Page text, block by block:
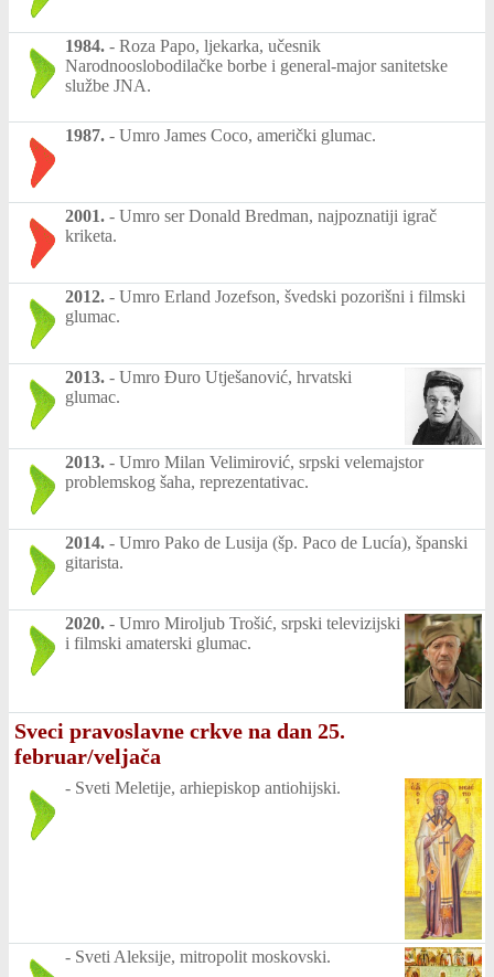
1984. - Roza Papo, ljekarka, učesnik
Narodnooslobodilačke borbe i general-major sanitetske
službe JNA.
1987. - Umro James Coco, američki glumac.
2001. - Umro ser Donald Bredman, najpoznatiji igrač
kriketa.
2012. - Umro Erland Jozefson, švedski pozorišni i filmski
glumac.
2013. - Umro Đuro Utješanović, hrvatski
glumac.
2013. - Umro Milan Velimirović, srpski velemajstor
problemskog šaha, reprezentativac.
2014. - Umro Pako de Lusija (šp. Paco de Lucía), španski
gitarista.
2020. - Umro Miroljub Trošić, srpski televizijski
i filmski amaterski glumac.
Sveci pravoslavne crkve na dan 25.
februar/veljača
- Sveti Meletije, arhiepiskop antiohijski.
- Sveti Aleksije, mitropolit moskovski.